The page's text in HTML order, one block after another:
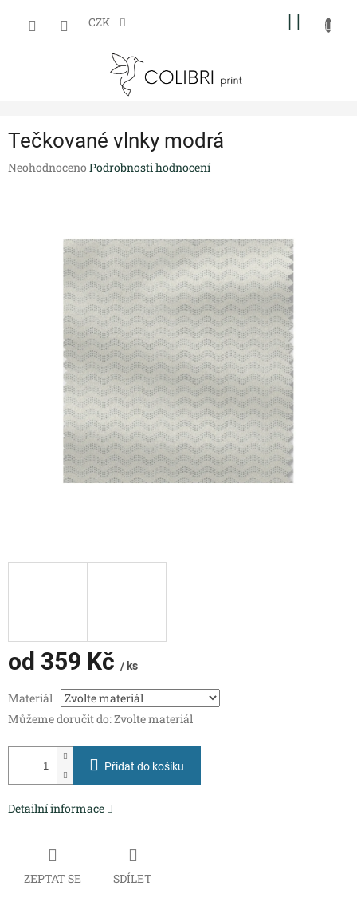
CZK
Tečkované vlnky modrá
Průměrné
Neohodnoceno Podrobnosti hodnocení
od 359 Kč / ks
cena:
Materiál
Můžeme doručit do:Zvolte materiál
Přidat do košíku
Detailní informace
ZEPTAT SE SDÍLET